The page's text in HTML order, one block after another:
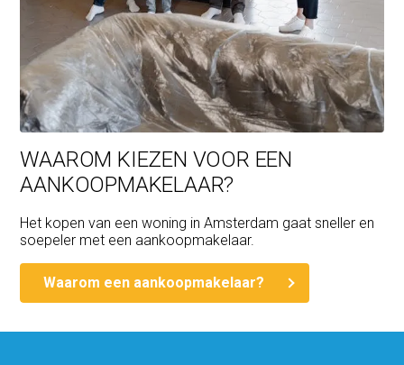
WAAROM KIEZEN VOOR EEN
AANKOOPMAKELAAR?
Het kopen van een woning in Amsterdam gaat sneller en
soepeler met een aankoopmakelaar.
Waarom een aankoopmakelaar?